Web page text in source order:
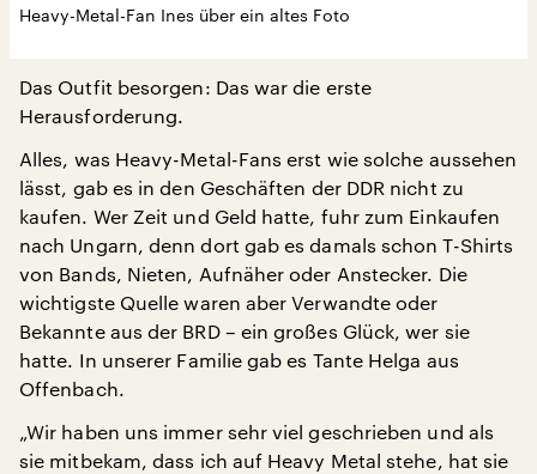
Heavy-Metal-Fan Ines über ein altes Foto
Das Outfit besorgen: Das war die erste
Herausforderung.
Alles, was Heavy-Metal-Fans erst wie solche aussehen
lässt, gab es in den Geschäften der DDR nicht zu
kaufen. Wer Zeit und Geld hatte, fuhr zum Einkaufen
nach Ungarn, denn dort gab es damals schon T-Shirts
von Bands, Nieten, Aufnäher oder Anstecker. Die
wichtigste Quelle waren aber Verwandte oder
Bekannte aus der BRD – ein großes Glück, wer sie
hatte. In unserer Familie gab es Tante Helga aus
Offenbach.
„Wir haben uns immer sehr viel geschrieben und als
sie mitbekam, dass ich auf Heavy Metal stehe, hat sie